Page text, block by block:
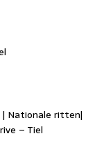
Nationale ritten|
– Tiel